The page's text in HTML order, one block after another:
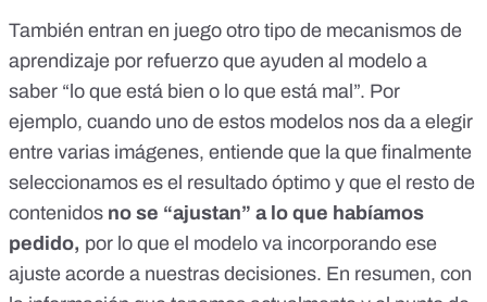
También entran en juego otro tipo de mecanismos de
aprendizaje por refuerzo que ayuden al modelo a
saber “lo que está bien o lo que está mal”. Por
ejemplo, cuando uno de estos modelos nos da a elegir
entre varias imágenes, entiende que la que finalmente
seleccionamos es el resultado óptimo y que el resto de
contenidos no se “ajustan” a lo que habíamos
pedido, por lo que el modelo va incorporando ese
ajuste acorde a nuestras decisiones. En resumen, con